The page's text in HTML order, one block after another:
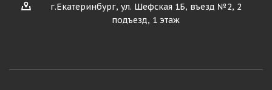
г.Екатеринбург, ул. Шефская 1Б, въезд №2, 2
подъезд, 1 этаж